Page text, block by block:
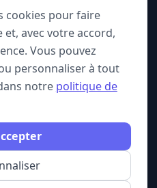
Politique de
confidentialité
CGU
droits réservés.
cookies pour faire
avec votre accord,
Vous pouvez
personnaliser à tout
notre politique de